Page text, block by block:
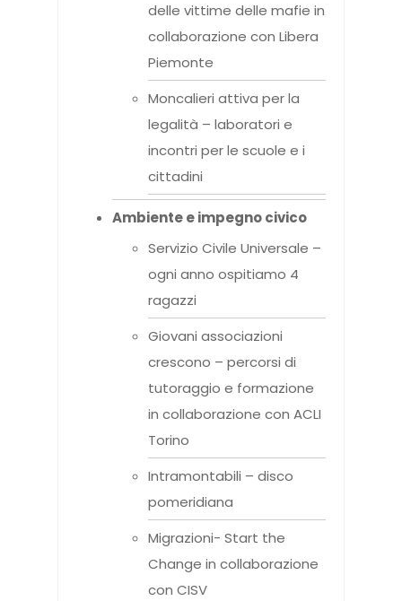
delle vittime delle mafie in
collaborazione con Libera
Piemonte
Moncalieri attiva per la
legalità – laboratori e
incontri per le scuole e i
cittadini
Ambiente e impegno civico
Servizio Civile Universale –
ogni anno ospitiamo 4
ragazzi
Giovani associazioni
crescono – percorsi di
tutoraggio e formazione
in collaborazione con ACLI
Torino
Intramontabili – disco
pomeridiana
Migrazioni- Start the
Change in collaborazione
con CISV